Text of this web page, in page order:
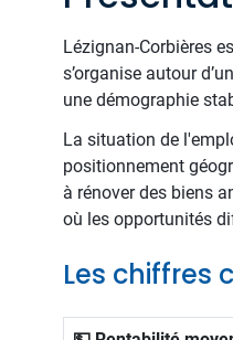
Lézignan-Corbières
s’organise autour
une démographie
La situation de
positionnement
à rénover des biens
où les opportunités
Les chiffres